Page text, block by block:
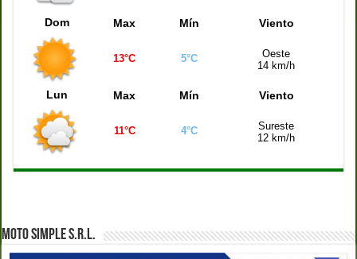
Dom Max Mín Viento
13°C 5°C
Oeste
14 km/h
Lun Max Mín Viento
11°C 4°C
Sureste
12 km/h
MOTO SIMPLE S.R.L.